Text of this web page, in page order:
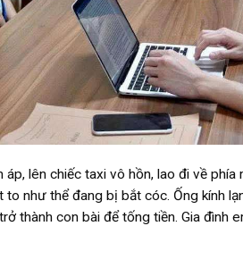
lên chiếc taxi vô hồn, lao đi về phía
như thể đang bị bắt cóc. Ống kính
thành con bài để tống tiền. Gia đình